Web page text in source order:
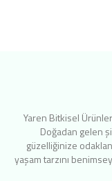
Yaren Bitkisel
Doğadan gelen
güzelliğinize
yaşam tarzını